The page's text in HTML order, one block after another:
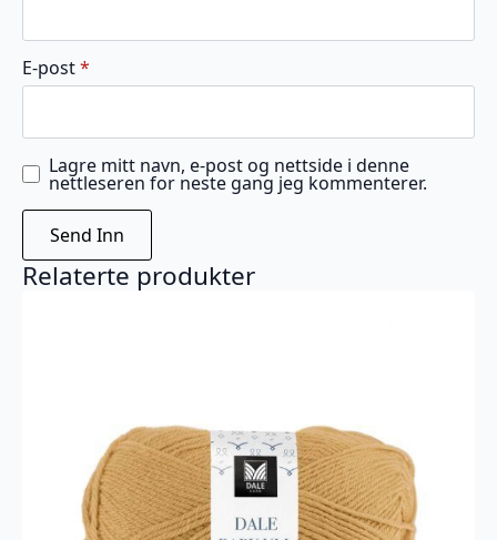
E-post*
Lagre mitt navn, e-post og nettside i denne
nettleseren for neste gang jeg kommenterer.
Relaterte produkter